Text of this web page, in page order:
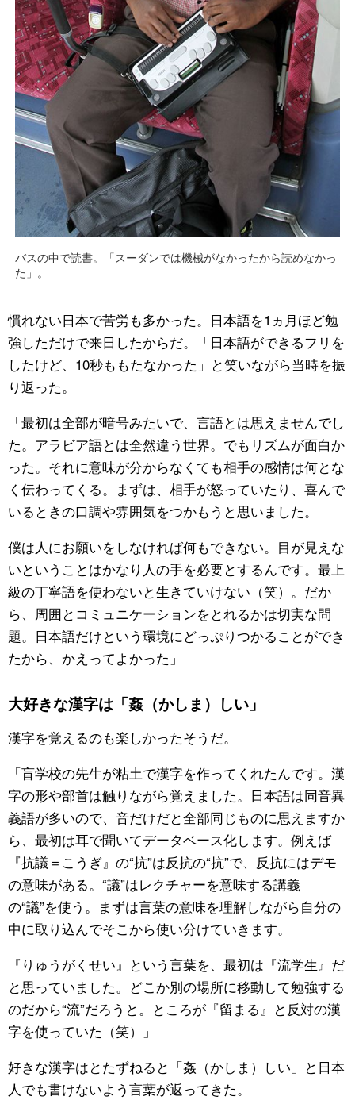
バスの中で読書。「スーダンでは機械がなかったから読めなかっ
た」。
慣れない日本で苦労も多かった。日本語を1ヵ月ほど勉
強しただけで来日したからだ。「日本語ができるフリを
したけど、10秒ももたなかった」と笑いながら当時を振
り返った。
「最初は全部が暗号みたいで、言語とは思えませんでし
た。アラビア語とは全然違う世界。でもリズムが面白か
った。それに意味が分からなくても相手の感情は何とな
く伝わってくる。まずは、相手が怒っていたり、喜んで
いるときの口調や雰囲気をつかもうと思いました。
僕は人にお願いをしなければ何もできない。目が見えな
いということはかなり人の手を必要とするんです。最上
級の丁寧語を使わないと生きていけない（笑）。だか
ら、周囲とコミュニケーションをとれるかは切実な問
題。日本語だけという環境にどっぷりつかることができ
たから、かえってよかった」
大好きな漢字は「姦（かしま）しい」
漢字を覚えるのも楽しかったそうだ。
「盲学校の先生が粘土で漢字を作ってくれたんです。漢
字の形や部首は触りながら覚えました。日本語は同音異
義語が多いので、音だけだと全部同じものに思えますか
ら、最初は耳で聞いてデータベース化します。例えば
『抗議＝こうぎ』の“抗”は反抗の“抗”で、反抗にはデモ
の意味がある。“議”はレクチャーを意味する講義
の“議”を使う。まずは言葉の意味を理解しながら自分の
中に取り込んでそこから使い分けていきます。
『りゅうがくせい』という言葉を、最初は『流学生』だ
と思っていました。どこか別の場所に移動して勉強する
のだから“流”だろうと。ところが『留まる』と反対の漢
字を使っていた（笑）」
好きな漢字はとたずねると「姦（かしま）しい」と日本
人でも書けないよう言葉が返ってきた。